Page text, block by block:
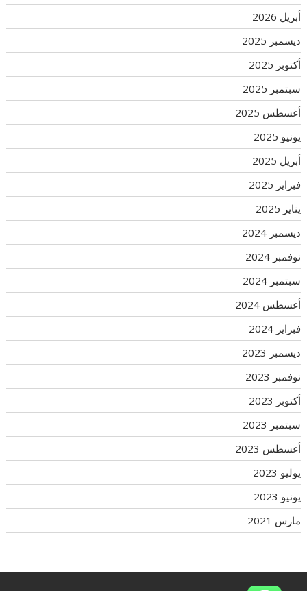
أبريل 2026
ديسمبر 2025
أكتوبر 2025
سبتمبر 2025
أغسطس 2025
يونيو 2025
أبريل 2025
فبراير 2025
يناير 2025
ديسمبر 2024
نوفمبر 2024
سبتمبر 2024
أغسطس 2024
فبراير 2024
ديسمبر 2023
نوفمبر 2023
أكتوبر 2023
سبتمبر 2023
أغسطس 2023
يوليو 2023
يونيو 2023
مارس 2021